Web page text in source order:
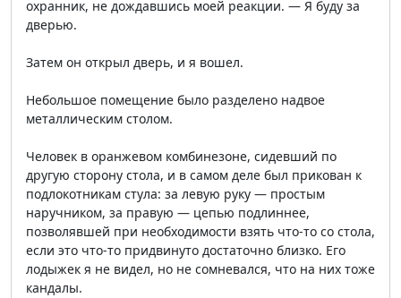
охранник, не дождавшись моей реакции. — Я буду за
дверью.
Затем он открыл дверь, и я вошел.
Небольшое помещение было разделено надвое
металлическим столом.
Человек в оранжевом комбинезоне, сидевший по
другую сторону стола, и в самом деле был прикован к
подлокотникам стула: за левую руку — простым
наручником, за правую — цепью подлиннее,
позволявшей при необходимости взять что-то со стола,
если это что-то придвинуто достаточно близко. Его
лодыжек я не видел, но не сомневался, что на них тоже
кандалы.